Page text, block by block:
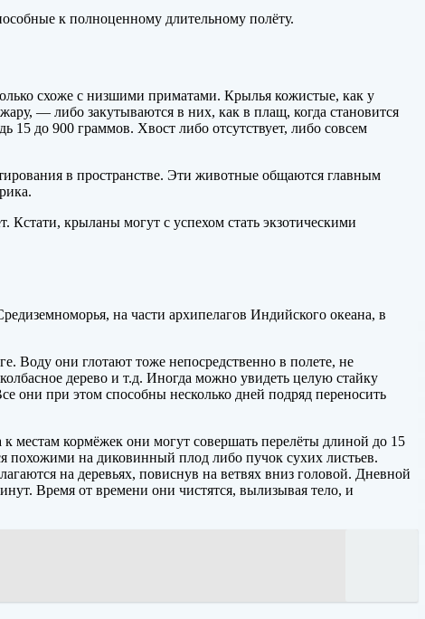
к полноценному длительному полёту.
схоже с низшими приматами. Крылья кожистые, как у
— либо закутываются в них, как в плащ, когда становится
15 до 900 граммов. Хвост либо отсутствует, либо совсем
в пространстве. Эти животные общаются главным
крыланы могут с успехом стать экзотическими
на части архипелагов Индийского океана, в
Воду они глотают тоже непосредственно в полете, не
дерево и т.д. Иногда можно увидеть целую стайку
они при этом способны несколько дней подряд переносить
местам кормёжек они могут совершать перелёты длиной до 15
похожими на диковинный плод либо пучок сухих листьев.
на деревьях, повиснув на ветвях вниз головой. Дневной
Время от времени они чистятся, вылизывая тело, и